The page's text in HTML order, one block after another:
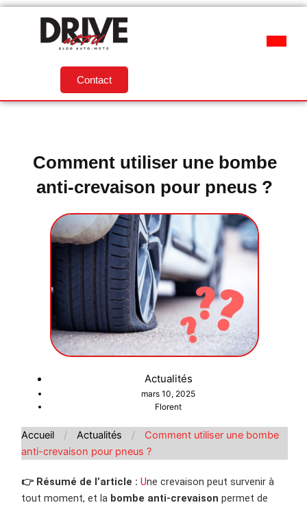
Contact
Comment utiliser une bombe
anti-crevaison pour pneus ?
Actualités
mars 10, 2025
Florent
Accueil / Actualités /
Comment utiliser une bombe
anti-crevaison pour pneus ?
👉 Résumé de l’article : Une crevaison peut survenir à
tout moment, et la bombe anti-crevaison permet de